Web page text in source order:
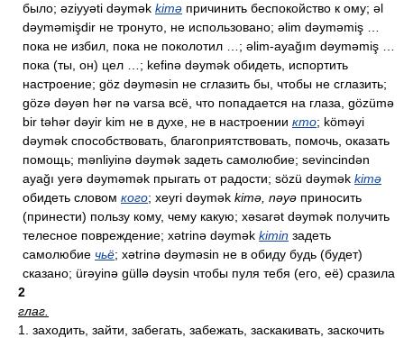
было; əziyyəti dəymək kimə причинить беспокойство к ому; əl
dəyməmişdir не тронуто, не использовано; əlim dəyməmiş …
пока не избил, пока не поколотил …; əlim-ayağım dəyməmiş …
пока (ты, он) цел …; kefinə dəymək обидеть, испортить
настроение; göz dəyməsin не сглазить бы, чтобы не сглазить;
gözə dəyən hər nə varsa всё, что попадается на глаза, gözümə
bir təhər dəyir kim не в духе, не в настроении кто; köməyi
dəymək способствовать, благоприятствовать, помочь, оказать
помощь; mənliyinə dəymək задеть самолюбие; sevincindən
ayağı yerə dəyməmək прыгать от радости; sözü dəymək kimə
обидеть словом кого; xeyri dəymək kimə, nəyə приносить
(принести) пользу кому, чему какую; xəsarət dəymək получить
телесное повреждение; xətrinə dəymək kimin задеть
самолюбие чьё; xətrinə dəyməsin не в обиду будь (будет)
сказано; ürəyinə güllə dəysin чтобы пуля тебя (его, её) сразила
2
глаг.
1. заходить, зайти, забегать, забежать, заскакивать, заскочить